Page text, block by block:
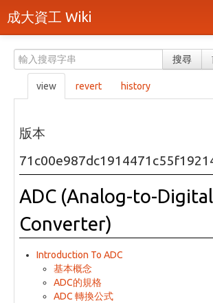
成大資工 Wiki
分類
隨機頁面
最近活動
上傳檔案
頁面原始檔
可列印版本
刪除本頁
登入 / 註冊帳號
搜尋
view revert history
版本
ADC (Analog-to-Digital
Converter)
Introduction To ADC
基本概念
ADC的規格
ADC 轉換公式